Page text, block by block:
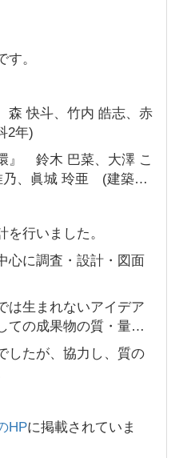
。
森 快斗、竹内 皓志、赤
2年)
』 鈴木 巴菜、大澤 こ
乃、眞城 玲亜 (建築科
行いました。
心に調査・設計・図面
は生まれないアイデア
ての成果物の質・量を
したが、協力し、質の
HPに掲載されていま